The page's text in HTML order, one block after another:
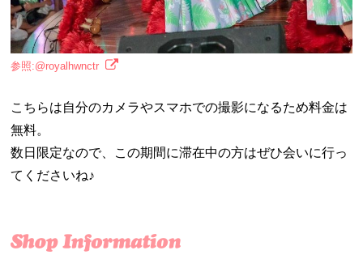
参照:@royalhwnctr
こちらは自分のカメラやスマホでの撮影になるため料金は
無料。
数日限定なので、この期間に滞在中の方はぜひ会いに行っ
てくださいね♪